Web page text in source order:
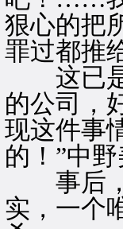
狠心的把
罪过都推
这已是
的公司，
现这件事
的！”中野
事后，
实，一个